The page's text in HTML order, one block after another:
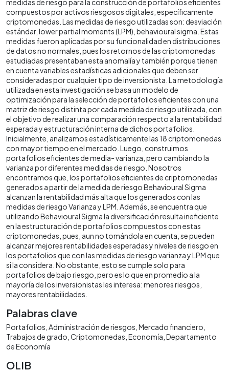
medidas de riesgo para la construcción de portafolios eficientes
compuestos por activos riesgosos digitales, específicamente
criptomonedas. Las medidas de riesgo utilizadas son: desviación
estándar, lower partial moments (LPM), behavioural sigma. Estas
medidas fueron aplicadas por su funcionalidad en distribuciones
de datos no normales, pues los retornos de las criptomonedas
estudiadas presentaban esta anomalía y también porque tienen
en cuenta variables estadísticas adicionales que deben ser
consideradas por cualquier tipo de inversionista. La metodología
utilizada en esta investigación se basa un modelo de
optimización para la selección de portafolios eficientes con una
matriz de riesgo distinta por cada medida de riesgo utilizada, con
el objetivo de realizar una comparación respecto a la rentabilidad
esperada y estructuración interna de dichos portafolios.
Inicialmente, analizamos estadísticamente las 18 criptomonedas
con mayor tiempo en el mercado. Luego, construimos
portafolios eficientes de media- varianza, pero cambiando la
varianza por diferentes medidas de riesgo. Nosotros
encontramos que, los portafolios eficientes de criptomonedas
generados a partir de la medida de riesgo Behavioural Sigma
alcanzan la rentabilidad más alta que los generados con las
medidas de riesgo Varianza y LPM. Además, se encuentra que
utilizando Behavioural Sigma la diversificación resulta ineficiente
en la estructuración de portafolios compuestos con estas
criptomonedas, pues, aun no tomándola en cuenta, se pueden
alcanzar mejores rentabilidades esperadas y niveles de riesgo en
los portafolios que con las medidas de riesgo varianza y LPM que
si la considera. No obstante, esto se cumple solo para
portafolios de bajo riesgo, pero es lo que en promedio a la
mayoría de los inversionistas les interesa: menores riesgos,
mayores rentabilidades.
Palabras clave
Portafolios Administración de riesgos Mercado financiero
Trabajos de grado Criptomonedas Economía Departamento
de Economía
OLIB